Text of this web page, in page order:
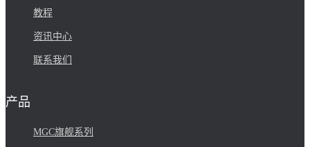
教程
资讯中心
联系我们
产品
MGC旗舰系列